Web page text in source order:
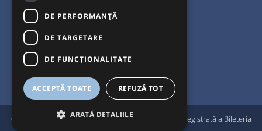
Interacționăm
Acceptăm plăți cu
© Bileteria 2004-2026 | Autogari.RO®
este marcă înregistrată a Bileteria
DE PERFORMANȚĂ
DE TARGETARE
DE FUNCŢIONALITATE
ACCEPTĂ TOATE REFUZĂ TOT
ARATĂ DETALIILE